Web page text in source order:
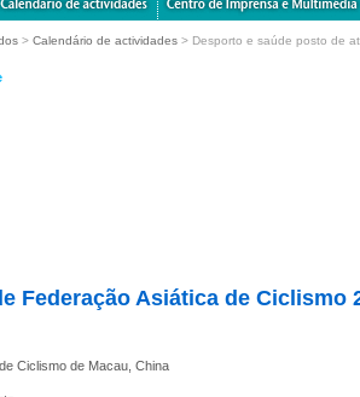
> Calendário de actividades > Desporto e saúde posto de
Federação Asiática de Ciclismo
Ciclismo de Macau, China